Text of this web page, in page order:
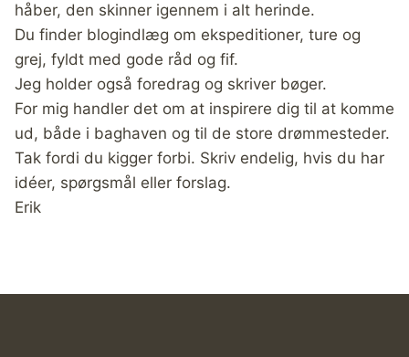
håber, den skinner igennem i alt herinde.
Du finder blogindlæg om ekspeditioner, ture og
grej, fyldt med gode råd og fif.
Jeg holder også foredrag og skriver bøger.
For mig handler det om at inspirere dig til at komme
ud, både i baghaven og til de store drømmesteder.
Tak fordi du kigger forbi. Skriv endelig, hvis du har
idéer, spørgsmål eller forslag.
Erik